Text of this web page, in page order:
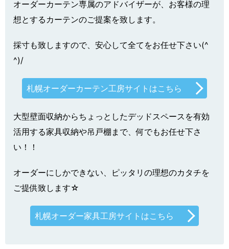
オーダーカーテン専属のアドバイザーが、お客様の理
想とするカーテンのご提案を致します。
採寸も致しますので、安心して全てをお任せ下さい(^
^)/
札幌オーダーカーテン工房サイトはこちら
大型壁面収納からちょっとしたデッドスペースを有効
活用する家具収納や吊戸棚まで、何でもお任せ下さ
い！！
オーダーにしかできない、ピッタリの理想のカタチを
ご提供致します☆
札幌オーダー家具工房サイトはこちら